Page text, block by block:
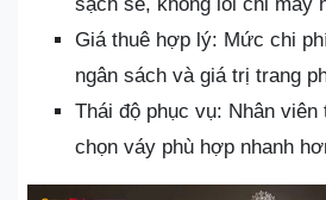
Giá thuê hợp lý: Mức chi
ngân sách và giá trị trang
Thái độ phục vụ: Nhân
chọn váy phù hợp nhanh